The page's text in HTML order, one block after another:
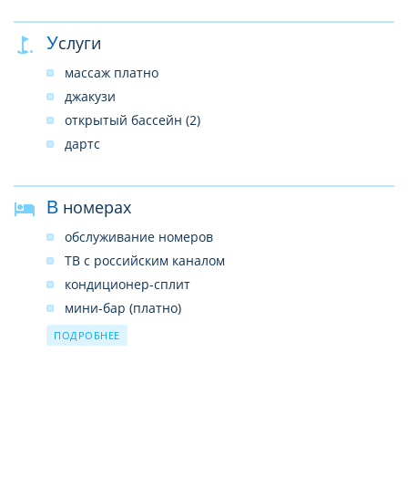
лифты
сейф на ресепшн (бесплатно)
Услуги
массаж платно
джакузи
открытый бассейн (2)
дартс
В номерах
обслуживание номеров
ТВ с российским каналом
кондиционер-сплит
мини-бар (платно)
сейф (бесплатно)
ПОДРОБНЕЕ